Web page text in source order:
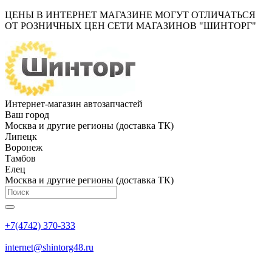
ЦЕНЫ В ИНТЕРНЕТ МАГАЗИНЕ МОГУТ ОТЛИЧАТЬСЯ
ОТ РОЗНИЧНЫХ ЦЕН СЕТИ МАГАЗИНОВ "ШИНТОРГ"
Интернет-магазин автозапчастей
Ваш город
Москва и другие регионы (доставка ТК)
Липецк
Воронеж
Тамбов
Елец
Москва и другие регионы (доставка ТК)
+7(4742) 370-333
internet@shintorg48.ru